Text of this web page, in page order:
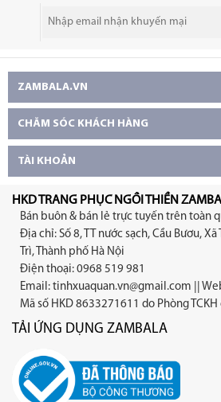
ZAMBALA.VN
CHĂM SÓC KHÁCH HÀNG
TÀI KHOẢN
HKD TRANG PHỤC NGỒI THIỀN
Bán buôn & bán lẻ trực tuyến trên toàn
Địa chỉ: Số 8, TT nước sạch, Cầu Bươu,
Trì, Thành phố Hà Nội
Điện thoại: 0968 519 981
Email: tinhxuaquan.vn@gmail.com ||
Mã số HKD 8633271611 do Phòng
TẢI ỨNG DỤNG ZAMBALA